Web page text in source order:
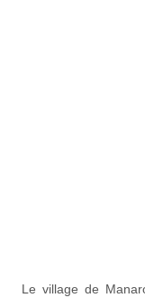
Le village de